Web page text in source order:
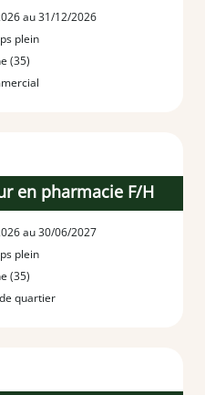
au 31/12/2026
plein
(35)
en pharmacie F/H
au 30/06/2027
plein
(35)
quartier